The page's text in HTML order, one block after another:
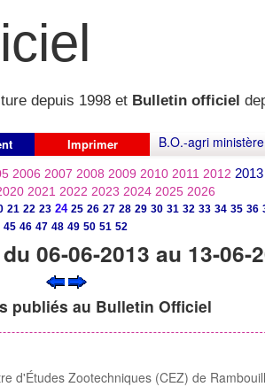
depuis 1998 et Bulletin officiel
Imprimer B.O.-agri ministère
2006 2007 2008 2009 2010 2011 2012 2013
2021 2022 2023 2024 2025 2026
21 22 23 24 25 26 27 28 29 30 31 32 33 34 35 36
45 46 47 48 49 50 51 52
06-06-2013 au 13-06-
publiés au Bulletin Officiel
d'Études Zootechniques (CEZ) de